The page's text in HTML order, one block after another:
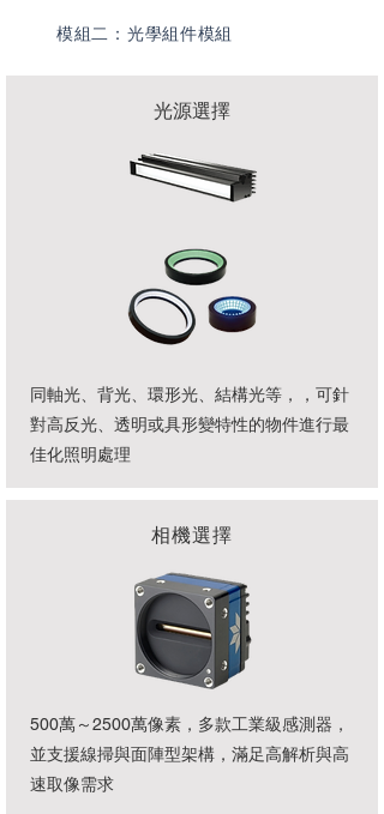
​模組二：光學組件模組
光源選擇
同軸光、背光、環形光、結構光等，，可針
對高反光、透明或具形變特性的物件進行最
佳化照明處理
相機選擇
500萬～2500萬像素，多款工業級感測器，
並支援線掃與面陣型架構，滿足高解析與高
速取像需求